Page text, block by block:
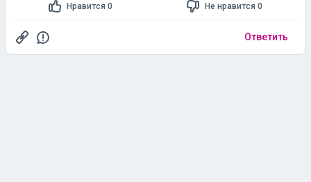
Нравится 0 Не нравится 0
Ответить